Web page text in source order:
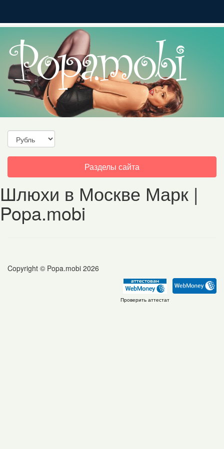
Toggle
navigation
Разделы сайта
Шлюхи в Москве Марк |
Popa.mobi
Copyright © Popa.mobi 2026
Проверить аттестат